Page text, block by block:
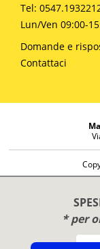
* per
Tel:
Lun/Ven 09:00-
Domande e
Contattaci